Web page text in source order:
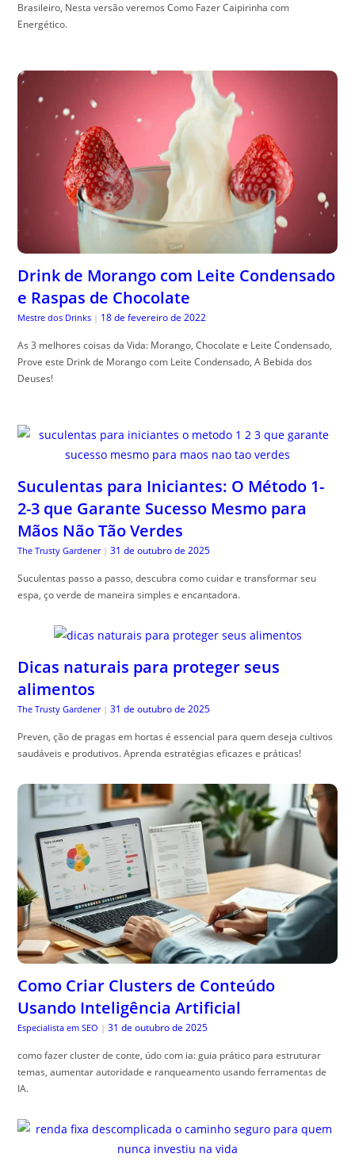
Brasileiro, Nesta versão veremos Como Fazer Caipirinha com
Energético.
Drink de Morango com Leite Condensado
e Raspas de Chocolate
Mestre dos Drinks | 18 de fevereiro de 2022
As 3 melhores coisas da Vida: Morango, Chocolate e Leite Condensado,
Prove este Drink de Morango com Leite Condensado, A Bebida dos
Deuses!
Suculentas para Iniciantes: O Método 1-
2-3 que Garante Sucesso Mesmo para
Mãos Não Tão Verdes
The Trusty Gardener | 31 de outubro de 2025
Suculentas passo a passo, descubra como cuidar e transformar seu
espa, ço verde de maneira simples e encantadora.
Dicas naturais para proteger seus
alimentos
The Trusty Gardener | 31 de outubro de 2025
Preven, ção de pragas em hortas é essencial para quem deseja cultivos
saudáveis e produtivos. Aprenda estratégias eficazes e práticas!
Como Criar Clusters de Conteúdo
Usando Inteligência Artificial
Especialista em SEO | 31 de outubro de 2025
como fazer cluster de conte, údo com ia: guia prático para estruturar
temas, aumentar autoridade e ranqueamento usando ferramentas de
IA.